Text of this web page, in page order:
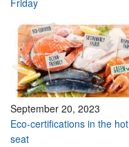
Friday
September 20, 2023
Eco-certifications in the hot
seat